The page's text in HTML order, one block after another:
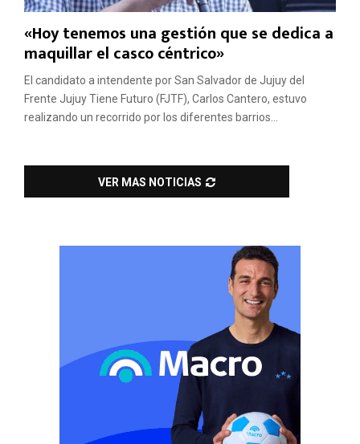
«Hoy tenemos una gestión que se dedica a
maquillar el casco céntrico»
El candidato a intendente por San Salvador de Jujuy del
Frente Jujuy Tiene Futuro (FJTF), Carlos Cantero, estuvo
realizando un recorrido por los diferentes barrios...
VER MAS NOTICIAS